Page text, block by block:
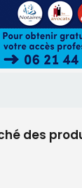
des